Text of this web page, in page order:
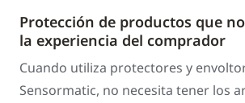
Protección de productos que
la experiencia del comprador
Cuando utiliza protectores y
Sensormatic, no necesita tener los